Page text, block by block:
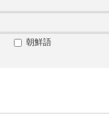
朝鮮語